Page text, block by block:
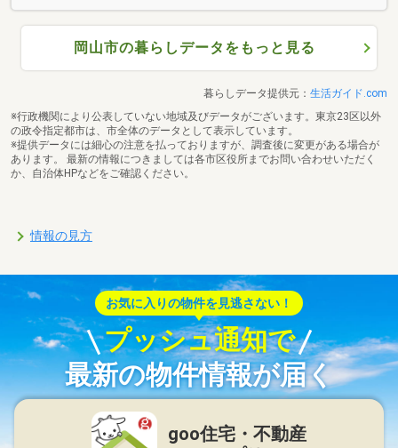
岡山市の暮らしデータをもっと見る
暮らしデータ提供元： 生活ガイド.com
※行政機関により公表していない地域及びデータがございます。東京23区以外
の政令指定都市は、市全体のデータとして表示しています。
※提供データには細心の注意を払っておりますが、調査後に変更がある場合が
あります。 最新の情報につきましては各市区役所までお問い合わせいただく
か、自治体HPなどをご確認ください。
情報の見方
お気に入りの物件を見逃さない！
プッシュ通知で
最新の物件情報が届く
goo住宅・不動産